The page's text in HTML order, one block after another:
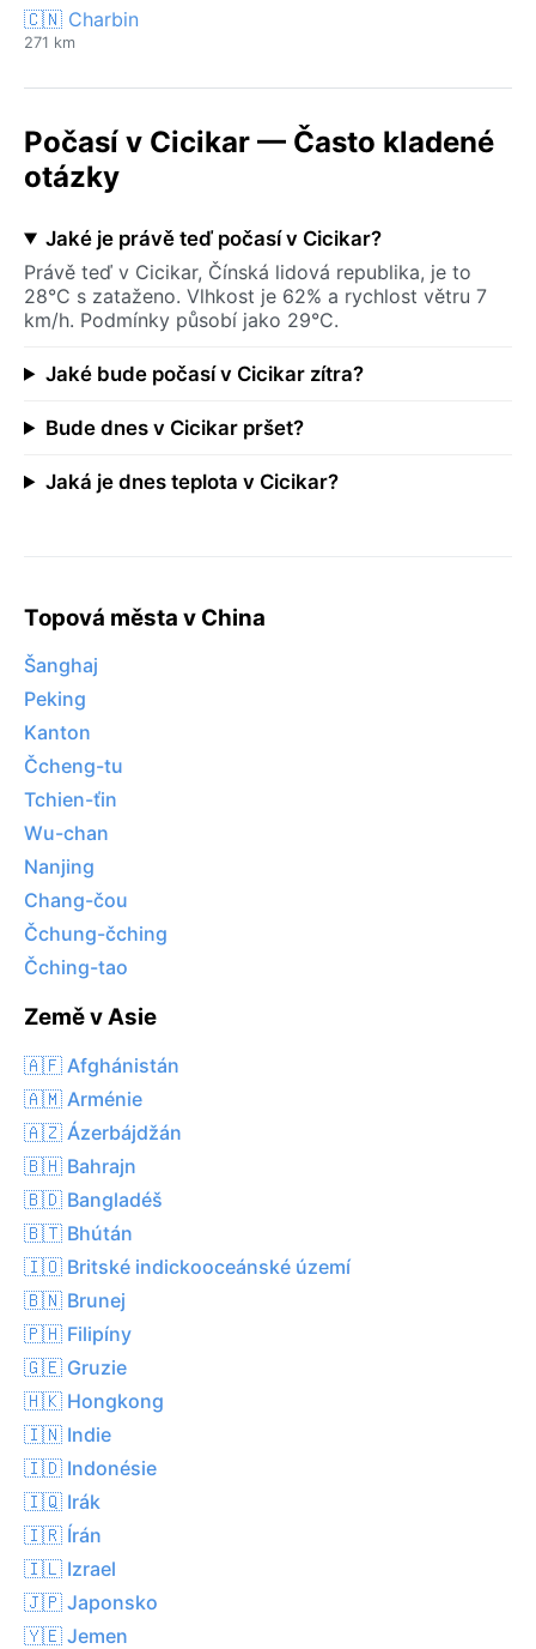
🇨🇳 Charbin
271 km
Počasí v Cicikar — Často kladené
otázky
Jaké je právě teď počasí v Cicikar?
Právě teď v Cicikar, Čínská lidová republika, je to
28°C s zataženo. Vlhkost je 62% a rychlost větru 7
km/h. Podmínky působí jako 29°C.
Jaké bude počasí v Cicikar zítra?
Bude dnes v Cicikar pršet?
Jaká je dnes teplota v Cicikar?
Topová města v China
Šanghaj
Peking
Kanton
Čcheng-tu
Tchien-ťin
Wu-chan
Nanjing
Chang-čou
Čchung-čching
Čching-tao
Země v Asie
🇦🇫 Afghánistán
🇦🇲 Arménie
🇦🇿 Ázerbájdžán
🇧🇭 Bahrajn
🇧🇩 Bangladéš
🇧🇹 Bhútán
🇮🇴 Britské indickooceánské území
🇧🇳 Brunej
🇵🇭 Filipíny
🇬🇪 Gruzie
🇭🇰 Hongkong
🇮🇳 Indie
🇮🇩 Indonésie
🇮🇶 Irák
🇮🇷 Írán
🇮🇱 Izrael
🇯🇵 Japonsko
🇾🇪 Jemen